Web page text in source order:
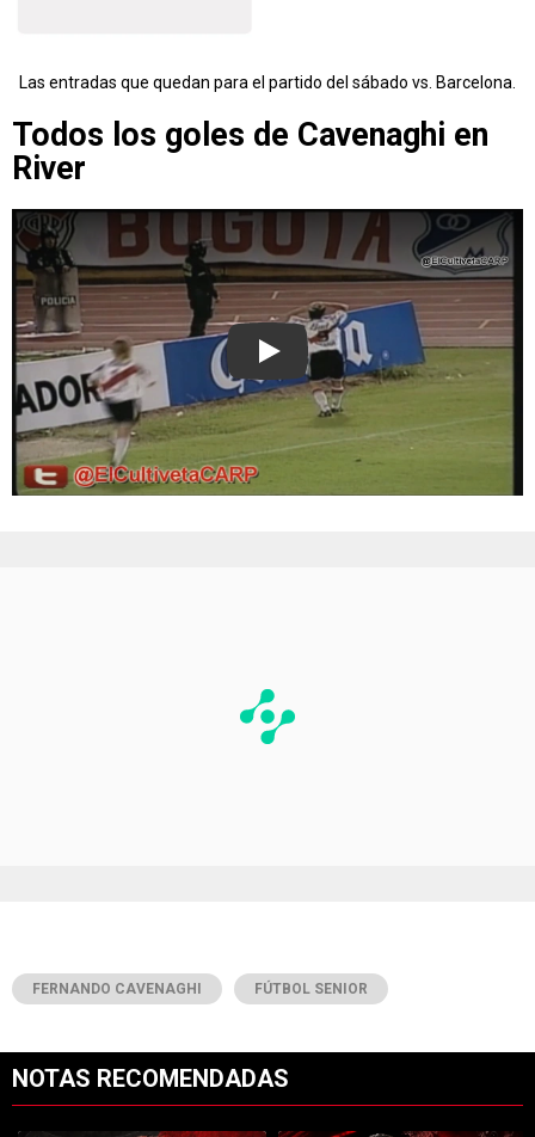
Las entradas que quedan para el partido del sábado vs. Barcelona.
Todos los goles de Cavenaghi en
River
Play
FERNANDO CAVENAGHI FÚTBOL SENIOR
NOTAS RECOMENDADAS